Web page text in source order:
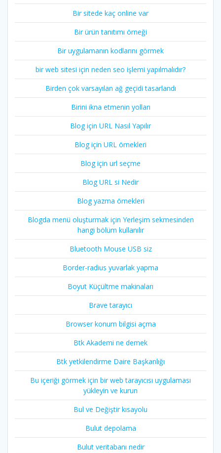
Bir sitede kaç online var
Bir ürün tanıtımı örneği
Bir uygulamanın kodlarını görmek
bir web sitesi için neden seo işlemi yapılmalıdır?
Birden çok varsayılan ağ geçidi tasarlandı
Birini ikna etmenin yolları
Blog için URL Nasıl Yapılır
Blog için URL örnekleri
Blog için url seçme
Blog URL si Nedir
Blog yazma örnekleri
Blogda menü oluşturmak için Yerleşim sekmesinden
hangi bölüm kullanılır
Bluetooth Mouse USB siz
Border-radius yuvarlak yapma
Boyut Küçültme makinaları
Brave tarayıcı
Browser konum bilgisi açma
Btk Akademi ne demek
Btk yetkilendirme Daire Başkanlığı
Bu içeriği görmek için bir web tarayıcısı uygulaması
yükleyin ve kurun
Bul ve Değiştir kısayolu
Bulut depolama
Bulut veritabanı nedir